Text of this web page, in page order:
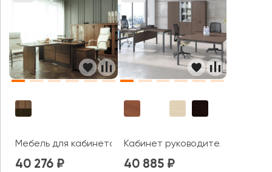
Мебель для кабинета руководителя On.Top
40 276
Кабинет руководителя Тренд /
40 885